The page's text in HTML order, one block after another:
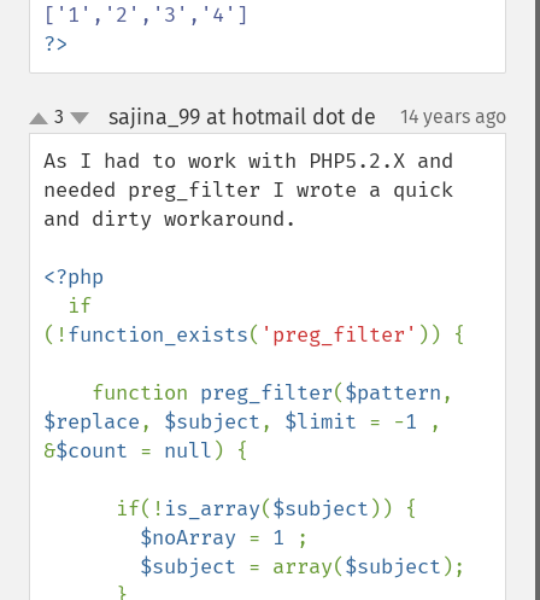
?>
up
down
3 sajina_99 at hotmail dot de 14 years ago
As I had to work with PHP5.2.X and
needed preg_filter I wrote a quick
and dirty workaround.
<?php
if
(!function_exists( 'preg_filter' )) {
    function
preg_filter($pattern
$replace, $subject, $limit = -1
,
&$count = null ) {
      if(!
is_array($subject )) {
$noArray = 1
;
$subject = array($subject );